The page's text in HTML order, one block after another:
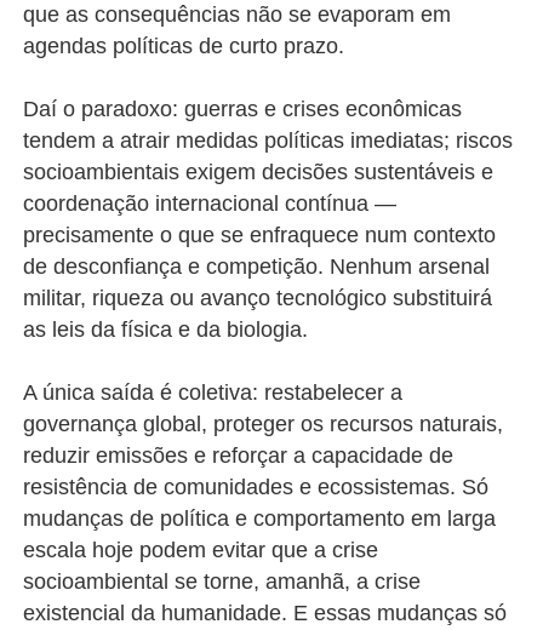
que as consequências não se evaporam em
agendas políticas de curto prazo.
Daí o paradoxo: guerras e crises econômicas
tendem a atrair medidas políticas imediatas; riscos
socioambientais exigem decisões sustentáveis e
coordenação internacional contínua —
precisamente o que se enfraquece num contexto
de desconfiança e competição. Nenhum arsenal
militar, riqueza ou avanço tecnológico substituirá
as leis da física e da biologia.
A única saída é coletiva: restabelecer a
governança global, proteger os recursos naturais,
reduzir emissões e reforçar a capacidade de
resistência de comunidades e ecossistemas. Só
mudanças de política e comportamento em larga
escala hoje podem evitar que a crise
socioambiental se torne, amanhã, a crise
existencial da humanidade. E essas mudanças só